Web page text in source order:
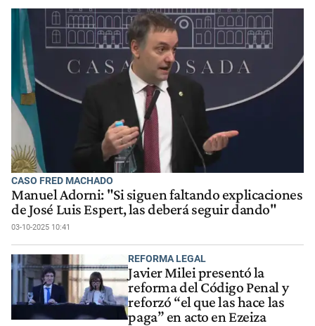
CASO FRED MACHADO
Manuel Adorni: "Si siguen faltando explicaciones
de José Luis Espert, las deberá seguir dando"
03-10-2025 10:41
REFORMA LEGAL
Javier Milei presentó la
reforma del Código Penal y
reforzó “el que las hace las
paga” en acto en Ezeiza